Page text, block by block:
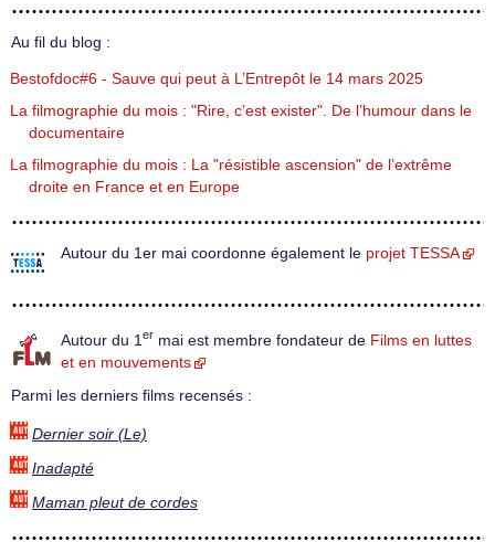
Au fil du blog :
Bestofdoc#6 - Sauve qui peut à L’Entrepôt le 14 mars 2025
La filmographie du mois : "Rire, c’est exister". De l’humour dans le
documentaire
La filmographie du mois : La "résistible ascension" de l’extrême
droite en France et en Europe
Autour du 1er mai coordonne également le projet TESSA
Autour du 1 er mai est membre fondateur de Films en luttes
et en mouvements
Parmi les derniers films recensés :
Dernier soir (Le)
Inadapté
Maman pleut de cordes